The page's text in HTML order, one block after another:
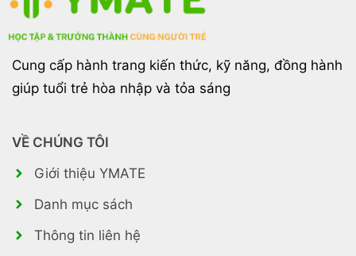
Cung cấp hành trang kiến thức, kỹ năng, đồng hành
giúp tuổi trẻ hòa nhập và tỏa sáng
VỀ CHÚNG TÔI
Giới thiệu YMATE
Danh mục sách
Thông tin liên hệ